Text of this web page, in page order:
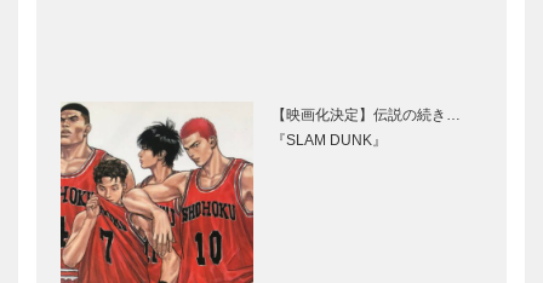
【映画化決定】伝説の続き…
『SLAM DUNK』